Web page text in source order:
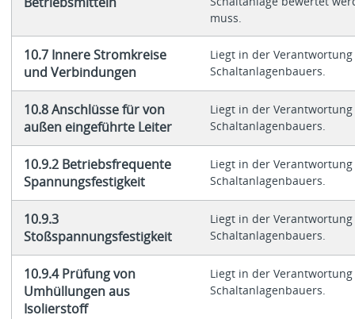
muss.
10.7 Innere Stromkreise
und Verbindungen
Liegt in der Verantwortung
Schaltanlagenbauers.
10.8 Anschlüsse für von
außen eingeführte Leiter
Liegt in der Verantwortung
Schaltanlagenbauers.
10.9.2 Betriebsfrequente
Spannungsfestigkeit
Liegt in der Verantwortung
Schaltanlagenbauers.
10.9.3
Stoßspannungsfestigkeit
Liegt in der Verantwortung
Schaltanlagenbauers.
10.9.4 Prüfung von
Umhüllungen aus
Isolierstoff
Liegt in der Verantwortung
Schaltanlagenbauers.